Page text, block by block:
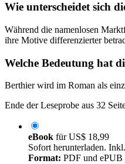
Wie unterscheidet sich
Während die namenlosen
ihre Motive differenzierter
Welche Bedeutung hat
Berthier wird im Roman als
Ende der Leseprobe aus 32
eBook fürUS$ 18,99
Sofort herunterladen.
Format: PDF und ePUB